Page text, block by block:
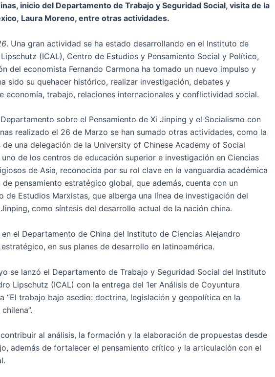
inicio del Departamento de Trabajo y Seguridad Social, visita de la
Laura Moreno, entre otras actividades.
. Una gran actividad se ha estado desarrollando en el Instituto de
(ICAL), Centro de Estudios y Pensamiento Social y Político,
del economista Fernando Carmona ha tomado un nuevo impulso y
sido su quehacer histórico, realizar investigación, debates y
economía, trabajo, relaciones internacionales y conflictividad social.
sobre el Pensamiento de Xi Jinping y el Socialismo con
realizado el 26 de Marzo se han sumado otras actividades, como la
una delegación de la University of Chinese Academy of Social
uno de los centros de educación superior e investigación en Ciencias
de Asia, reconocida por su rol clave en la vanguardia académica
pensamiento estratégico global, que además, cuenta con un
de Estudios Marxistas, que alberga una línea de investigación del
como síntesis del desarrollo actual de la nación china.
en el Departamento de China del Instituto de Ciencias Alejandro
en sus planes de desarrollo en latinoamérica.
se lanzó el Departamento de Trabajo y Seguridad Social del Instituto
Lipschutz (ICAL) con la entrega del 1er Análisis de Coyuntura
“El trabajo bajo asedio: doctrina, legislación y geopolítica en la
al análisis, la formación y la elaboración de propuestas desde
además de fortalecer el pensamiento crítico y la articulación con el